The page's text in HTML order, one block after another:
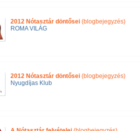
2012 Nótasztár döntősei(blogbejegyzés)
ROMA VILÁG
2012 Nótasztár döntősei(blogbejegyzés)
Nyugdíjas Klub